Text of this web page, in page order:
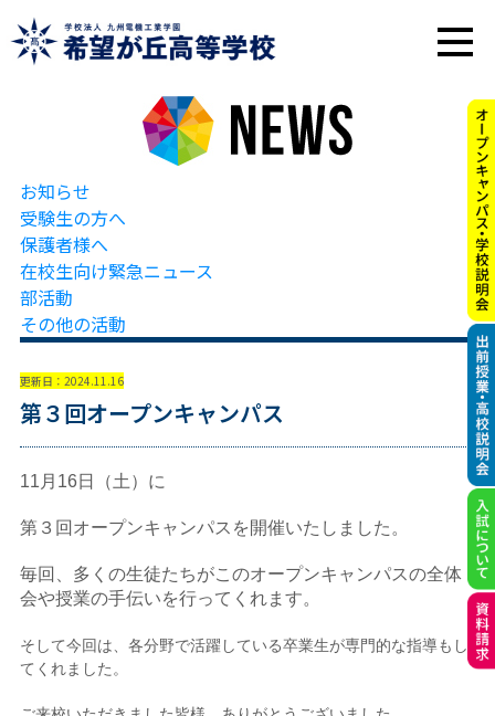
お知らせ
受験生の方へ
保護者様へ
在校生向け緊急ニュース
部活動
その他の活動
更新日：2024.11.16
第３回オープンキャンパス
11月16日（土）に
第３回オープンキャンパスを開催いたしました。
毎回、多くの生徒たちがこのオープンキャンパスの全体
会や授業の手伝いを行ってくれます。
そして今回は、各分野で活躍している卒業生が専門的な指導もし
てくれました。